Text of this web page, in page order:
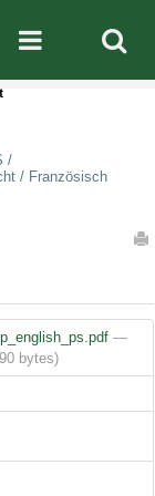
Mobile
/
/ Französisch
—
bytes)